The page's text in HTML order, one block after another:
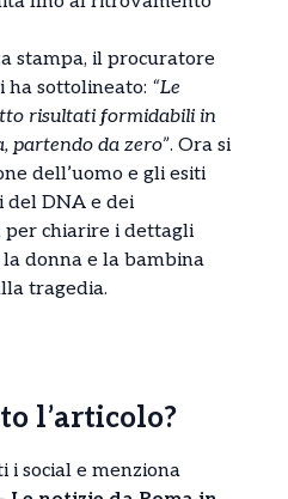
stampa, il procuratore
ha sottolineato: “Le
risultati formidabili in
partendo da zero”. Ora si
dell’uomo e gli esiti
del DNA e dei
chiarire i dettagli
donna e la bambina
tragedia.
l’articolo?
i social e menziona